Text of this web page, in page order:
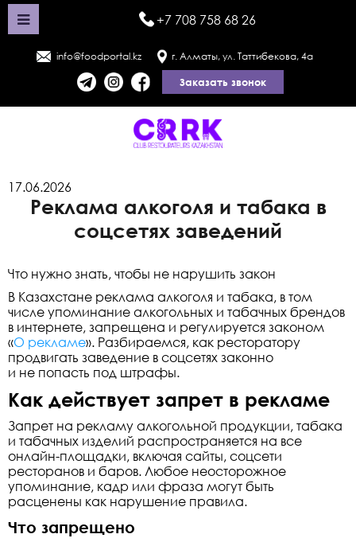
+7 708 758 68 26
info@foodportal.kz г. Алматы, ул. Таттибекова, 4а
Заказать звонок
17.06.2026
Реклама алкоголя и табака в
соцсетях заведений
Что нужно знать, чтобы не нарушить закон
В Казахстане реклама алкоголя и табака, в том
числе упоминание алкогольных и табачных брендов
в интернете, запрещена и регулируется законом
«О рекламе». Разбираемся, как ресторатору
продвигать заведение в соцсетях законно
и не попасть под штрафы.
Как действует запрет в рекламе
Запрет на рекламу алкогольной продукции, табака
и табачных изделий распространяется на все
онлайн-площадки, включая сайты, соцсети
ресторанов и баров. Любое неосторожное
упоминание, кадр или фраза могут быть
расценены как нарушение правила.
Что запрещено